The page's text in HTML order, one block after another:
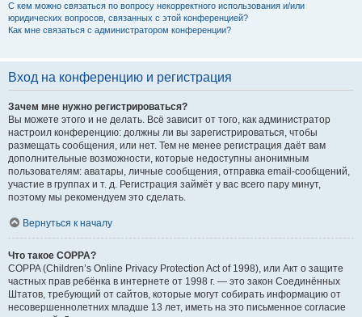
С кем можно связаться по вопросу некорректного использования и/или
юридических вопросов, связанных с этой конференцией?
Как мне связаться с администратором конференции?
Вход на конференцию и регистрация
Зачем мне нужно регистрироваться?
Вы можете этого и не делать. Всё зависит от того, как администратор
настроил конференцию: должны ли вы зарегистрироваться, чтобы
размещать сообщения, или нет. Тем не менее регистрация даёт вам
дополнительные возможности, которые недоступны анонимным
пользователям: аватары, личные сообщения, отправка email-сообщений,
участие в группах и т. д. Регистрация займёт у вас всего пару минут,
поэтому мы рекомендуем это сделать.
Вернуться к началу
Что такое COPPA?
COPPA (Children’s Online Privacy Protection Act of 1998), или Акт о защите
частных прав ребёнка в интернете от 1998 г. — это закон Соединённых
Штатов, требующий от сайтов, которые могут собирать информацию от
несовершеннолетних младше 13 лет, иметь на это письменное согласие